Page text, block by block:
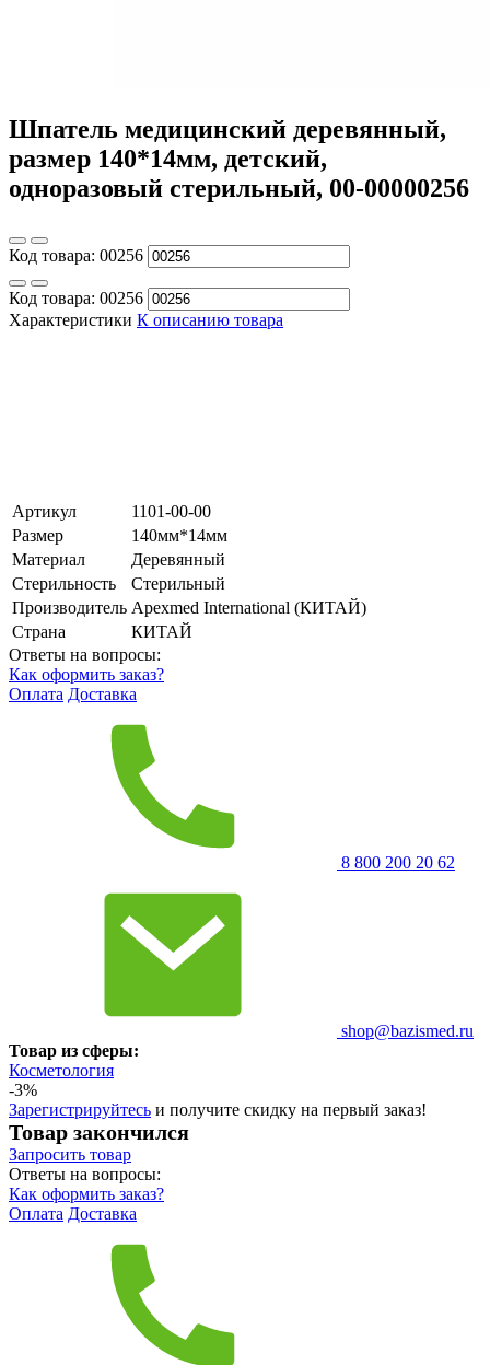
Шпатель медицинский деревянный,
размер 140*14мм, детский,
одноразовый стерильный, 00-00000256
Код товара: 00256
Код товара: 00256
Характеристики К описанию товара
Артикул
1101-00-00
Размер
140мм*14мм
Материал
Деревянный
Стерильность
Стерильный
Производитель Apexmed International (КИТАЙ)
Страна
КИТАЙ
Ответы на вопросы:
Как оформить заказ?
Оплата Доставка
8 800 200 20 62
shop@bazismed.ru
Товар из сферы:
Косметология
-3%
Зарегистрируйтесь и получите скидку на первый заказ!
Товар закончился
Запросить товар
Ответы на вопросы:
Как оформить заказ?
Оплата Доставка